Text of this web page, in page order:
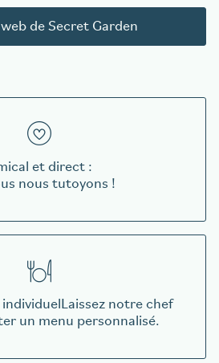
de Secret Garden
et direct :
nous tutoyons !
Laissez notre chef
un menu personnalisé.